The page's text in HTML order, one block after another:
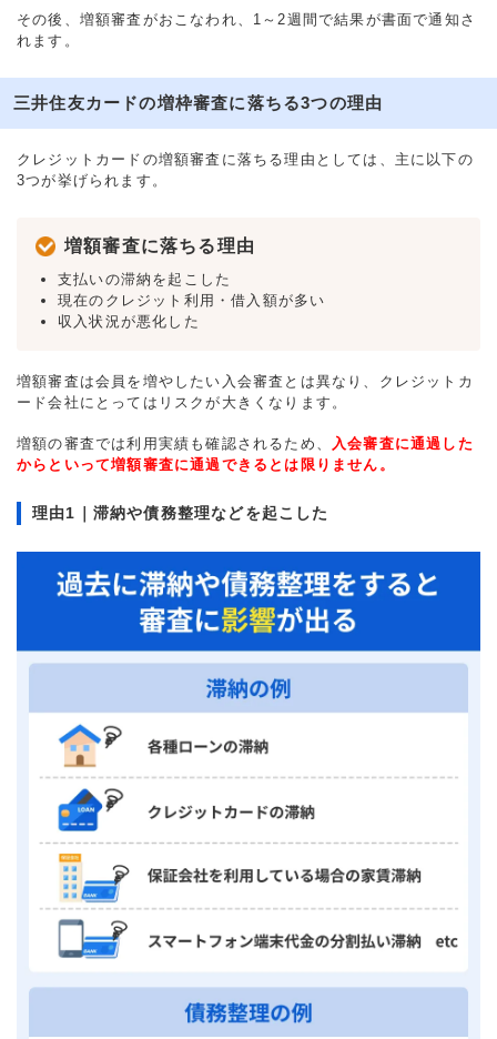
その後、増額審査がおこなわれ、1～2週間で結果が書面で通知さ
れます。
三井住友カードの増枠審査に落ちる3つの理由
クレジットカードの増額審査に落ちる理由としては、主に以下の
3つが挙げられます。
増額審査に落ちる理由
支払いの滞納を起こした
現在のクレジット利用・借入額が多い
収入状況が悪化した
増額審査は会員を増やしたい入会審査とは異なり、クレジットカ
ード会社にとってはリスクが大きくなります。
増額の審査では利用実績も確認されるため、 入会審査に通過した
からといって増額審査に通過できるとは限りません。
理由1｜滞納や債務整理などを起こした